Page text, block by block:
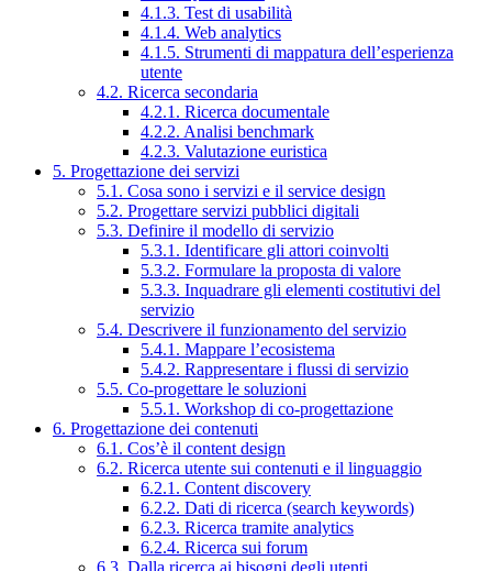
4.1.3. Test di usabilità
4.1.4. Web analytics
4.1.5. Strumenti di mappatura dell’esperienza
utente
4.2. Ricerca secondaria
4.2.1. Ricerca documentale
4.2.2. Analisi benchmark
4.2.3. Valutazione euristica
5. Progettazione dei servizi
5.1. Cosa sono i servizi e il service design
5.2. Progettare servizi pubblici digitali
5.3. Definire il modello di servizio
5.3.1. Identificare gli attori coinvolti
5.3.2. Formulare la proposta di valore
5.3.3. Inquadrare gli elementi costitutivi del
servizio
5.4. Descrivere il funzionamento del servizio
5.4.1. Mappare l’ecosistema
5.4.2. Rappresentare i flussi di servizio
5.5. Co-progettare le soluzioni
5.5.1. Workshop di co-progettazione
6. Progettazione dei contenuti
6.1. Cos’è il content design
6.2. Ricerca utente sui contenuti e il linguaggio
6.2.1. Content discovery
6.2.2. Dati di ricerca (search keywords)
6.2.3. Ricerca tramite analytics
6.2.4. Ricerca sui forum
6.3. Dalla ricerca ai bisogni degli utenti